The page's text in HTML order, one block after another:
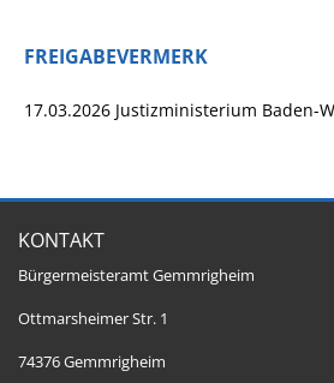
FREIGABEVERMERK
17.03.2026 Justizministerium Baden-
KONTAKT
Bürgermeisteramt Gemmrigheim
Ottmarsheimer Str. 1
74376 Gemmrigheim